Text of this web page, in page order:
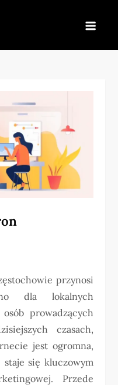
przynosi
dla lokalnych
prowadzących
czasach,
jest ogromna,
się kluczowym
Przede